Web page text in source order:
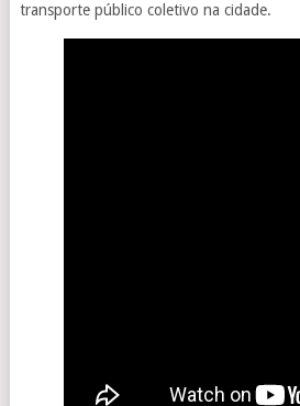
transporte público coletivo na cidade.